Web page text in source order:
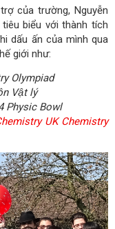
của trường, Nguyễn
biểu với thành tích
dấu ấn của mình qua
giới như:
Olympiad
Vật lý
Physic Bowl
UK Chemistry